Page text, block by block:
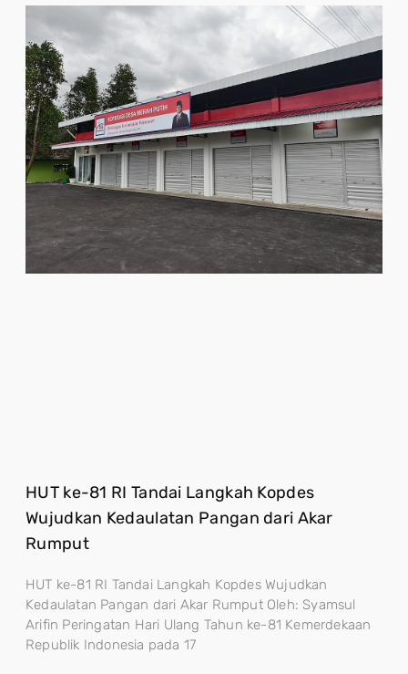
HUT ke-81 RI Tandai Langkah Kopdes
Wujudkan Kedaulatan Pangan dari Akar
Rumput
HUT ke-81 RI Tandai Langkah Kopdes Wujudkan
Kedaulatan Pangan dari Akar Rumput Oleh: Syamsul
Arifin Peringatan Hari Ulang Tahun ke-81 Kemerdekaan
Republik Indonesia pada 17